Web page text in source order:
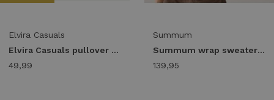
Elvira Casuals
Elvira Casuals pullover lunelle e4 26-042 Trui stardust
49,99
Summum
Summum wrap sweater subtle sequin blend knit 7s8030-70094 Trui 708 light taupe
139,95